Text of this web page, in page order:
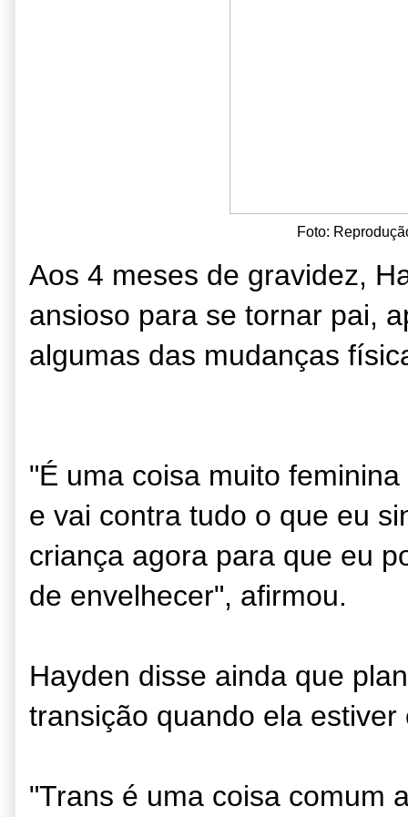
Foto:
Aos 4 meses de gravidez,
ansioso para se tornar pai,
algumas das mudanças
"É uma coisa muito
e vai contra tudo o que eu
criança agora para que eu
de envelhecer", afirmou.
Hayden disse ainda que
transição quando ela estiver
"Trans é uma coisa comum